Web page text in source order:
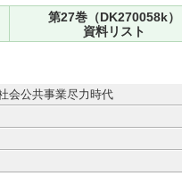
第27巻（DK270058k）
資料リスト
会公共事業尽力時代